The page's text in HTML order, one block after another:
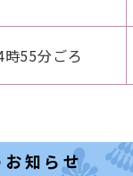
時55分ごろ
お知らせ